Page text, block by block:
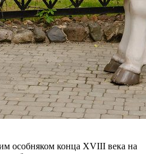
особняком конца XVIII века на